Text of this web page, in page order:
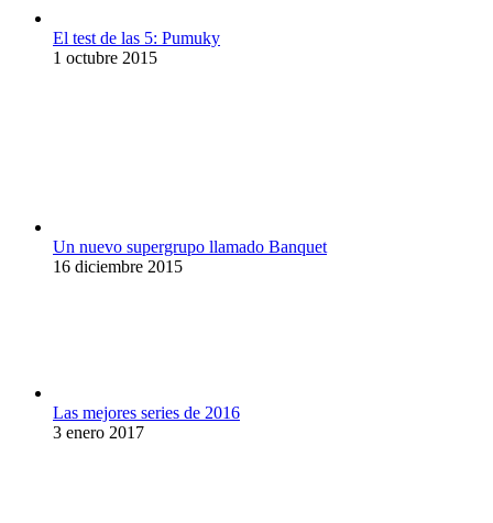
El test de las 5: Pumuky
1 octubre 2015
Un nuevo supergrupo llamado Banquet
16 diciembre 2015
Las mejores series de 2016
3 enero 2017